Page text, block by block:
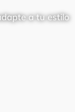
a tu estilo